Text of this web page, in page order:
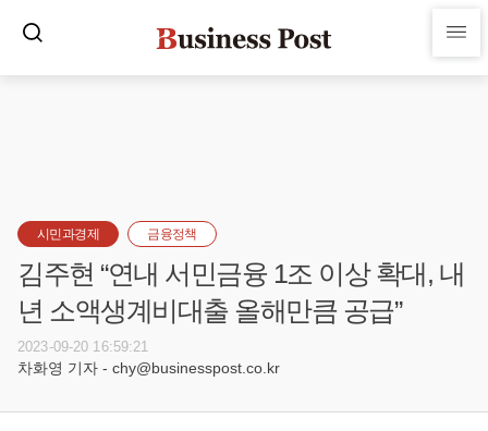
시민과경제 금융정책
김주현 “연내 서민금융 1조 이상 확대, 내
년 소액생계비대출 올해만큼 공급”
2023-09-20 16:59:21
차화영 기자 - chy@businesspost.co.kr